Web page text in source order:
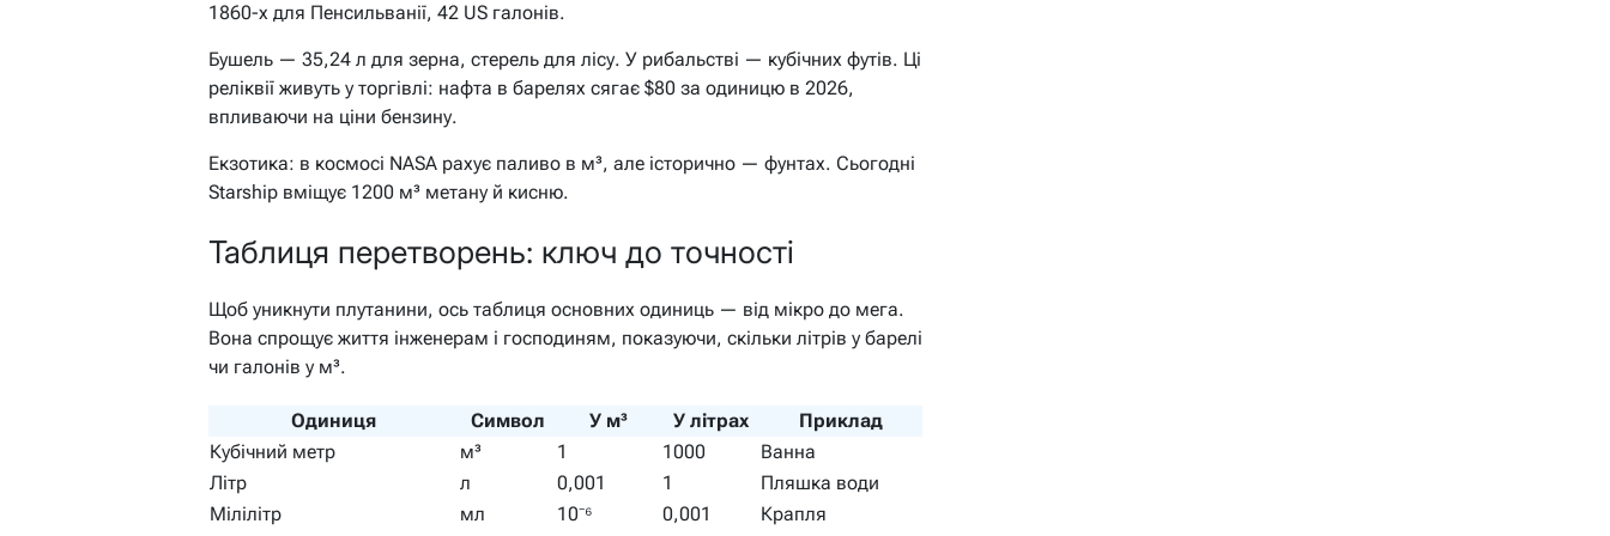
1860-х для Пенсильванії, 42 US галонів.
Бушель — 35,24 л для зерна, стерель для лісу. У рибальстві — кубічних футів. Ці
реліквії живуть у торгівлі: нафта в барелях сягає $80 за одиницю в 2026,
впливаючи на ціни бензину.
Екзотика: в космосі NASA рахує паливо в м³, але історично — фунтах. Сьогодні
Starship вміщує 1200 м³ метану й кисню.
Таблиця перетворень: ключ до точності
Щоб уникнути плутанини, ось таблиця основних одиниць — від мікро до мега.
Вона спрощує життя інженерам і господиням, показуючи, скільки літрів у барелі
чи галонів у м³.
Одиниця Символ У м³ У літрах
Приклад
Кубічний метр
м³ 1 1000
Ванна
Літр
л 0,001 1
Пляшка води
Мілілітр
мл 10⁻⁶ 0,001
Крапля